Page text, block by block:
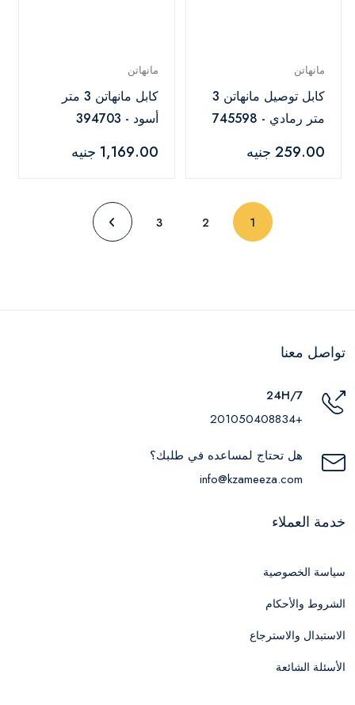
مانهاتن
كابل توصيل مانهاتن 3
متر رمادي - 745598
259.00 جنيه
مانهاتن
كابل مانهاتن 3 متر
أسود - 394703
1,169.00 جنيه
1
2
3
تواصل معنا
24H/7
+201050408834
هل تحتاج لمساعده في طلبك؟
info@kzameeza.com
خدمة العملاء
سياسة الخصوصية
الشروط والأحكام
الاستبدال والاسترجاع
الأسئلة الشائعة